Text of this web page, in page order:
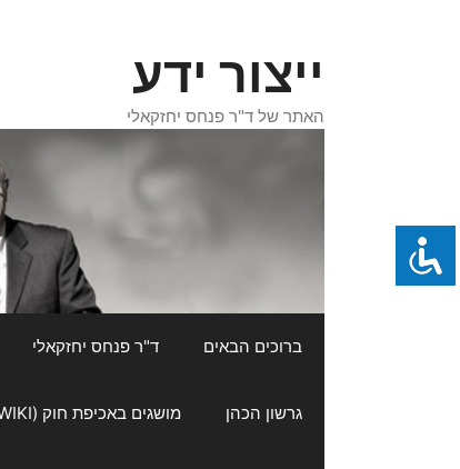
ייצור ידע
האתר של ד"ר פנחס יחזקאלי
ברוכים הבאים ד"ר פנחס יחזקאלי
גרשון הכהן מושגים באכיפת חוק (WIKI)